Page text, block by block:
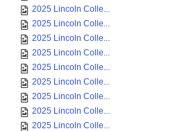
2025 Lincoln Colle...
2025 Lincoln Colle...
2025 Lincoln Colle...
2025 Lincoln Colle...
2025 Lincoln Colle...
2025 Lincoln Colle...
2025 Lincoln Colle...
2025 Lincoln Colle...
2025 Lincoln Colle...